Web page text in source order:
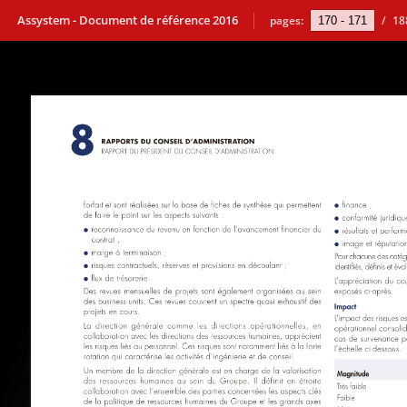
Assystem - Document de référence 2016 pages: /